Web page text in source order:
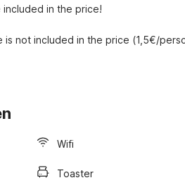
included in the price!
not included in the price (1,5€/
Wifi
Toaster